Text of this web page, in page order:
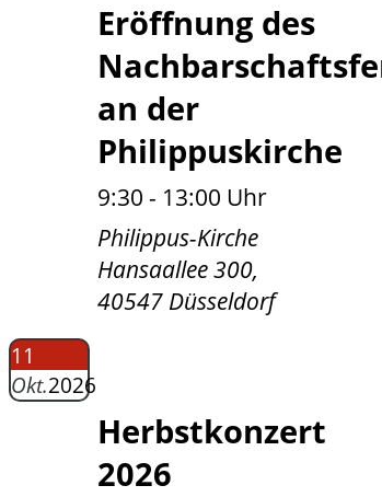
Eröffnung des
an der
Philippuskirche
9:30 - 13:00 Uhr
Philippus-Kirche
Hansaallee 300,
40547 Düsseldorf
11
Okt.2026
Herbstkonzert
2026